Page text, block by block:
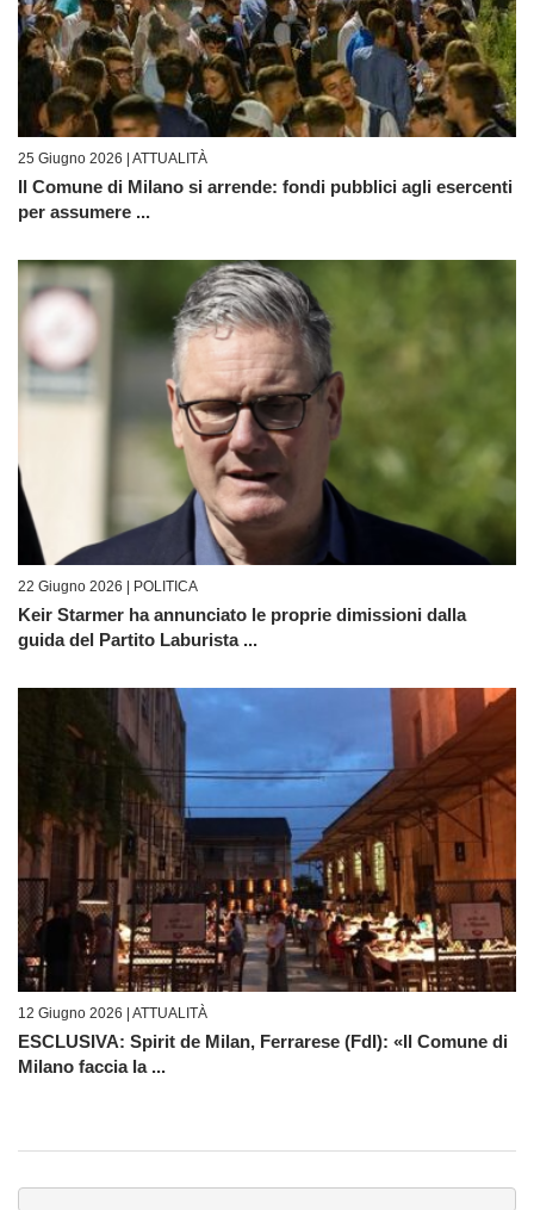
25 Giugno 2026 | ATTUALITÀ
Il Comune di Milano si arrende: fondi pubblici agli esercenti
per assumere ...
22 Giugno 2026 | POLITICA
Keir Starmer ha annunciato le proprie dimissioni dalla
guida del Partito Laburista ...
12 Giugno 2026 | ATTUALITÀ
ESCLUSIVA: Spirit de Milan, Ferrarese (FdI): «Il Comune di
Milano faccia la ...